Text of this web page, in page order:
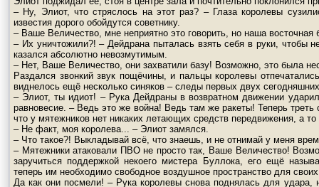
– Ну, Элиот, что стряслось на этот раз? – Глаза королевы
известия дорого обойдутся советнику.
– Ваше Величество, мне неприятно это говорить, но наша
– Их уничтожили?! – Дейдрана пыталась взять себя в руки, чтобы
казался абсолютно невозмутимым.
– Нет, Ваше Величество, они захватили базу! Возможно, это была
Раздался звонкий звук пощёчины, и пальцы королевы
виднелось ещё несколько синяков – следы первых двух
– Элиот, ты идиот! – Рука Дейдраны в возвратном движении
равновесие. – Ведь это же война! Ведь там же ракеты! Теперь
что у мятежников нет никаких летающих средств передвижения, а
– Не факт, моя королева... – Элиот замялся.
– Что такое?! Выкладывай всё, что знаешь, и не отнимай у меня
– Мятежники атаковали ПВО не просто так, Ваше Величество!
заручиться поддержкой некоего мистера Буллока, его ещё
теперь им необходимо свободное воздушное пространство для
Да как они посмели! – Рука королевы снова поднялась для удара,